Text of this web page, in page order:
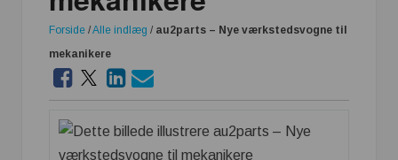
Forside /Alle indlæg / au2parts – Nye værkstedsvogne til
mekanikere